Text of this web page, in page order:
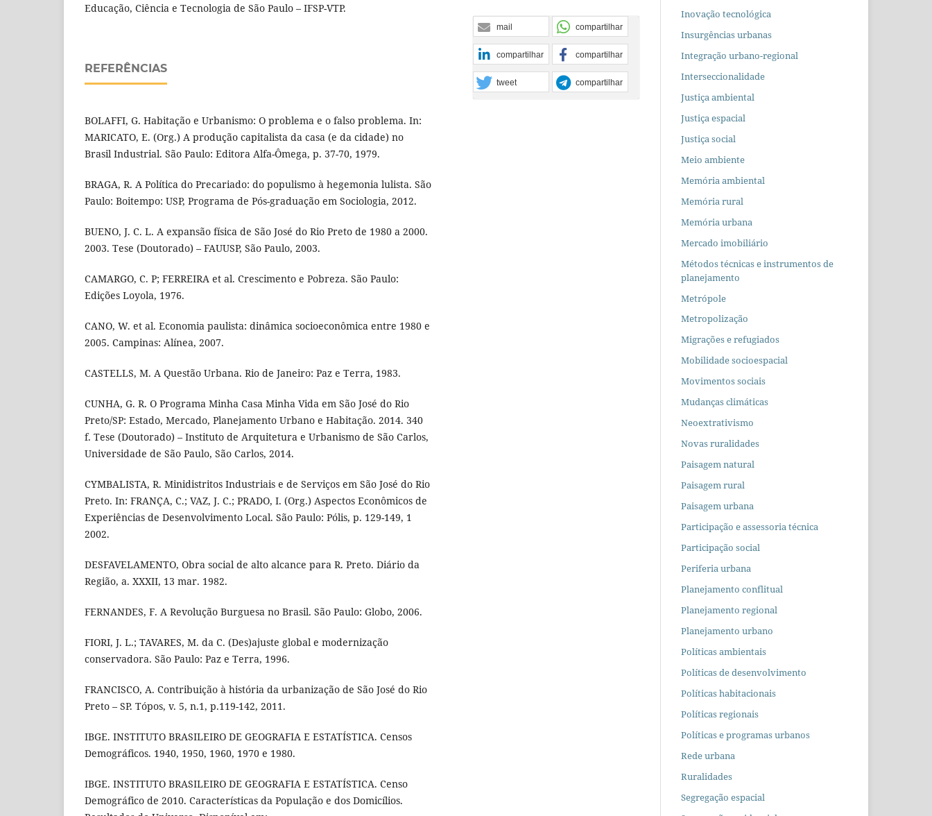
Educação, Ciência e Tecnologia de São Paulo – IFSP-VTP.
REFERÊNCIAS
BOLAFFI, G. Habitação e Urbanismo: O problema e o falso problema. In:
MARICATO, E. (Org.) A produção capitalista da casa (e da cidade) no
Brasil Industrial. São Paulo: Editora Alfa-Ômega, p. 37-70, 1979.
BRAGA, R. A Política do Precariado: do populismo à hegemonia lulista. São
Paulo: Boitempo: USP, Programa de Pós-graduação em Sociologia, 2012.
BUENO, J. C. L. A expansão física de São José do Rio Preto de 1980 a 2000.
2003. Tese (Doutorado) – FAUUSP, São Paulo, 2003.
CAMARGO, C. P; FERREIRA et al. Crescimento e Pobreza. São Paulo:
Edições Loyola, 1976.
CANO, W. et al. Economia paulista: dinâmica socioeconômica entre 1980 e
2005. Campinas: Alínea, 2007.
CASTELLS, M. A Questão Urbana. Rio de Janeiro: Paz e Terra, 1983.
CUNHA, G. R. O Programa Minha Casa Minha Vida em São José do Rio
Preto/SP: Estado, Mercado, Planejamento Urbano e Habitação. 2014. 340
f. Tese (Doutorado) – Instituto de Arquitetura e Urbanismo de São Carlos,
Universidade de São Paulo, São Carlos, 2014.
CYMBALISTA, R. Minidistritos Industriais e de Serviços em São José do Rio
Preto. In: FRANÇA, C.; VAZ, J. C.; PRADO, I. (Org.) Aspectos Econômicos de
Experiências de Desenvolvimento Local. São Paulo: Pólis, p. 129-149, 1
2002.
DESFAVELAMENTO, Obra social de alto alcance para R. Preto. Diário da
Região, a. XXXII, 13 mar. 1982.
FERNANDES, F. A Revolução Burguesa no Brasil. São Paulo: Globo, 2006.
FIORI, J. L.; TAVARES, M. da C. (Des)ajuste global e modernização
conservadora. São Paulo: Paz e Terra, 1996.
FRANCISCO, A. Contribuição à história da urbanização de São José do Rio
Preto – SP. Tópos, v. 5, n.1, p.119-142, 2011.
IBGE. INSTITUTO BRASILEIRO DE GEOGRAFIA E ESTATÍSTICA. Censos
Demográficos. 1940, 1950, 1960, 1970 e 1980.
IBGE. INSTITUTO BRASILEIRO DE GEOGRAFIA E ESTATÍSTICA. Censo
Demográfico de 2010. Características da População e dos Domicílios.
mail compartilhar
compartilhar compartilhar
tweet compartilhar
Inovação tecnológica
Insurgências urbanas
Integração urbano-regional
Interseccionalidade
Justiça ambiental
Justiça espacial
Justiça social
Meio ambiente
Memória ambiental
Memória rural
Memória urbana
Mercado imobiliário
Métodos técnicas e instrumentos de
planejamento
Metrópole
Metropolização
Migrações e refugiados
Mobilidade socioespacial
Movimentos sociais
Mudanças climáticas
Neoextrativismo
Novas ruralidades
Paisagem natural
Paisagem rural
Paisagem urbana
Participação e assessoria técnica
Participação social
Periferia urbana
Planejamento conflitual
Planejamento regional
Planejamento urbano
Políticas ambientais
Políticas de desenvolvimento
Políticas habitacionais
Políticas regionais
Políticas e programas urbanos
Rede urbana
Ruralidades
Segregação espacial